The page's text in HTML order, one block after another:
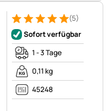
Bewertung: 5 von 5 (5
5 Bewertungen
(5)
Sofort verfügbar
1 - 3 Tage
0,11 kg
45248